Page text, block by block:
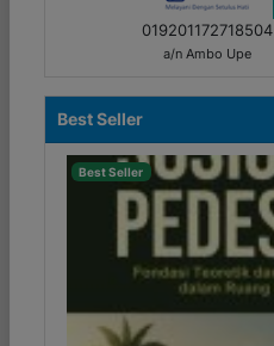
019201172718504
a/n Ambo Upe
Best Seller
Best Seller